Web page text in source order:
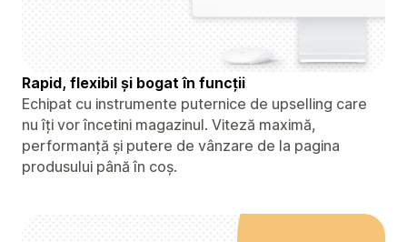
Rapid, flexibil și bogat în funcții
Echipat cu instrumente puternice de upselling care
nu îți vor încetini magazinul. Viteză maximă,
performanță și putere de vânzare de la pagina
produsului până în coș.